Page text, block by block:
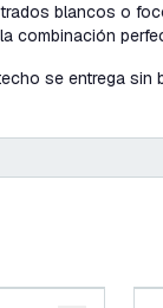
blancos o
combinación
se entrega sin